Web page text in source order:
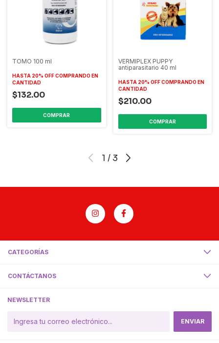
TOMO 100 ml
HASTA 20% OFFCOMPRANDO EN
CANTIDAD
$132.00
VERMIPLEX PUPPY
antiparasitario 40 ml
HASTA 20% OFF COMPRANDO EN
CANTIDAD
$210.00
1 / 3
CATEGORÍAS
CONTÁCTANOS
NEWSLETTER